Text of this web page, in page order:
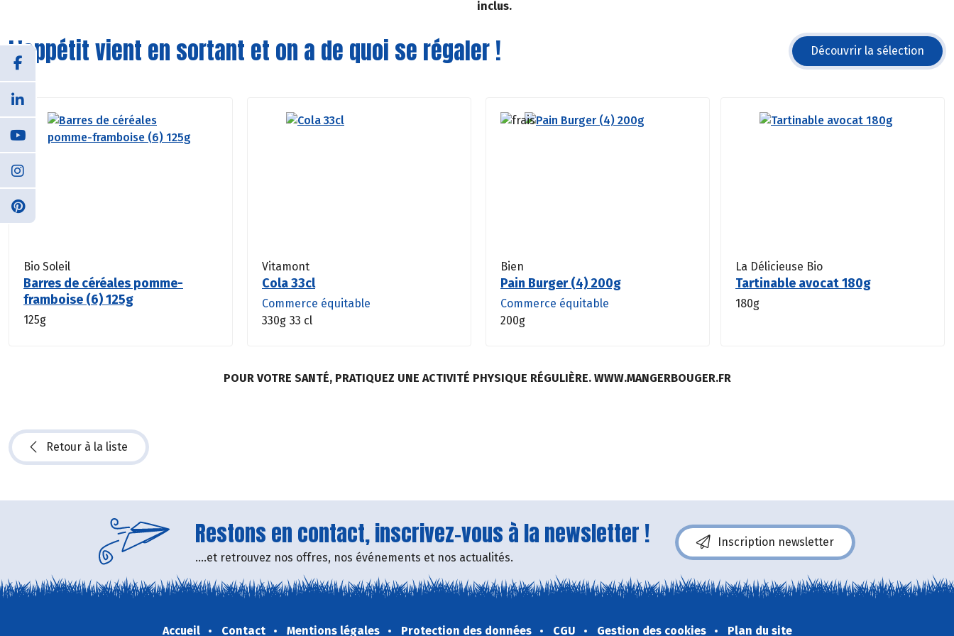
inclus.
L'appétit vient en sortant et on a de quoi se régaler ! Découvrir la sélection
Bio Soleil
Barres de céréales pomme-
framboise (6) 125g
125g
Vitamont
Cola 33cl
Commerce équitable
330g 33 cl
Bien
Pain Burger (4) 200g
Commerce équitable
200g
La Délicieuse Bio
Tartinable avocat 180g
180g
POUR VOTRE SANTÉ, PRATIQUEZ UNE ACTIVITÉ PHYSIQUE RÉGULIÈRE. WWW.MANGERBOUGER.FR
Retour à la liste
Restons en contact, inscrivez-vous à la newsletter !
....et retrouvez nos offres, nos événements et nos actualités.
Inscription newsletter
Accueil Contact Mentions légales Protection des données CGU Gestion des cookies Plan du site